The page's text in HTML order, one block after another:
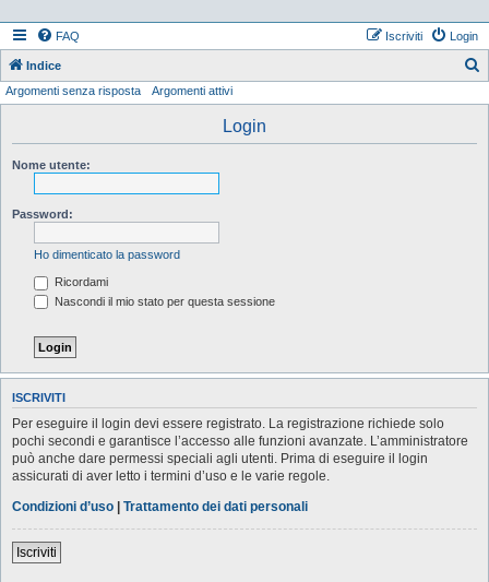
FAQ Login
Iscriviti
Indice
Argomenti senza risposta Argomenti attivi
Login
Nome utente:
Password:
Ho dimenticato la password
Ricordami
Nascondi il mio stato per questa sessione
ISCRIVITI
Per eseguire il login devi essere registrato. La registrazione richiede solo
pochi secondi e garantisce l’accesso alle funzioni avanzate. L’amministratore
può anche dare permessi speciali agli utenti. Prima di eseguire il login
assicurati di aver letto i termini d’uso e le varie regole.
Condizioni d’uso | Trattamento dei dati personali
Iscriviti